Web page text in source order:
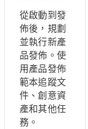
從啟動到發
佈後，規劃
並執行新產
品發佈。使
用產品發佈
範本追蹤文
件、創意資
產和其他任
務。